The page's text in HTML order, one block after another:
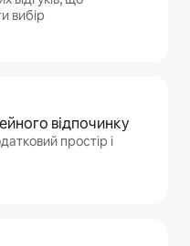
вибір
відпочинку
простір і